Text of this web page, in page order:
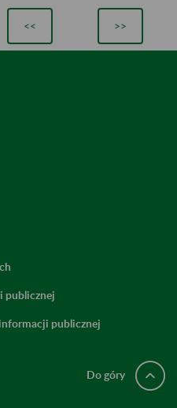
<< >>
publicznej
publicznej
Do góry